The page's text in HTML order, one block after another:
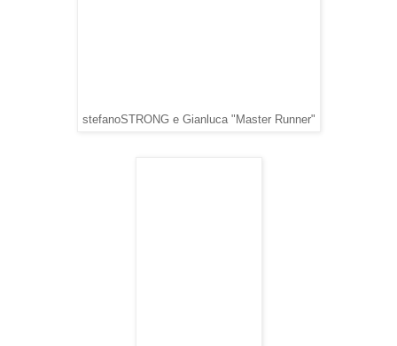
stefanoSTRONG e Gianluca "Master Runner"